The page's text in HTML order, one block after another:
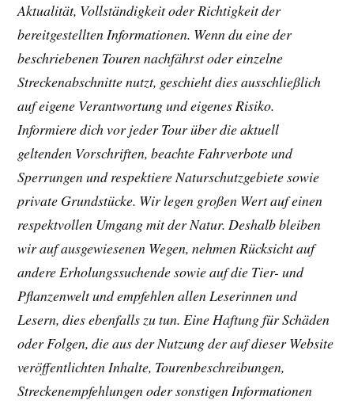
Aktualität, Vollständigkeit oder Richtigkeit der
bereitgestellten Informationen. Wenn du eine der
beschriebenen Touren nachfährst oder einzelne
Streckenabschnitte nutzt, geschieht dies ausschließlich
auf eigene Verantwortung und eigenes Risiko.
Informiere dich vor jeder Tour über die aktuell
geltenden Vorschriften, beachte Fahrverbote und
Sperrungen und respektiere Naturschutzgebiete sowie
private Grundstücke. Wir legen großen Wert auf einen
respektvollen Umgang mit der Natur. Deshalb bleiben
wir auf ausgewiesenen Wegen, nehmen Rücksicht auf
andere Erholungssuchende sowie auf die Tier- und
Pflanzenwelt und empfehlen allen Leserinnen und
Lesern, dies ebenfalls zu tun. Eine Haftung für Schäden
oder Folgen, die aus der Nutzung der auf dieser Website
veröffentlichten Inhalte, Tourenbeschreibungen,
Streckenempfehlungen oder sonstigen Informationen